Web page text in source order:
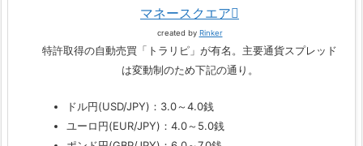
マネースクエア
created by Rinker
特許取得の自動売買「トラリピ」が有名。主要通貨スプレッド
は変動制のため下記の通り。
ドル円(USD/JPY)：3.0～4.0銭
ユーロ円(EUR/JPY)：4.0～5.0銭